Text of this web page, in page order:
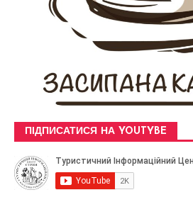
ПІДПИСАТИСЯ НА YOUTYBE